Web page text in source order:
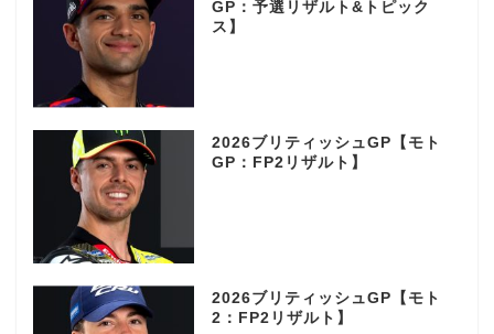
GP：予選リザルト&トピック
ス】
2026ブリティッシュGP【モト
GP：FP2リザルト】
2026ブリティッシュGP【モト
2：FP2リザルト】